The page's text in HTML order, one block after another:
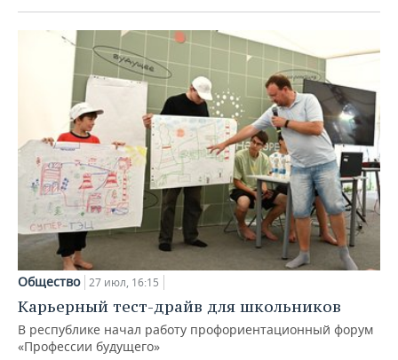
Общество 27 июл, 16:15
Карьерный тест-драйв для школьников
В республике начал работу профориентационный форум
«Профессии будущего»